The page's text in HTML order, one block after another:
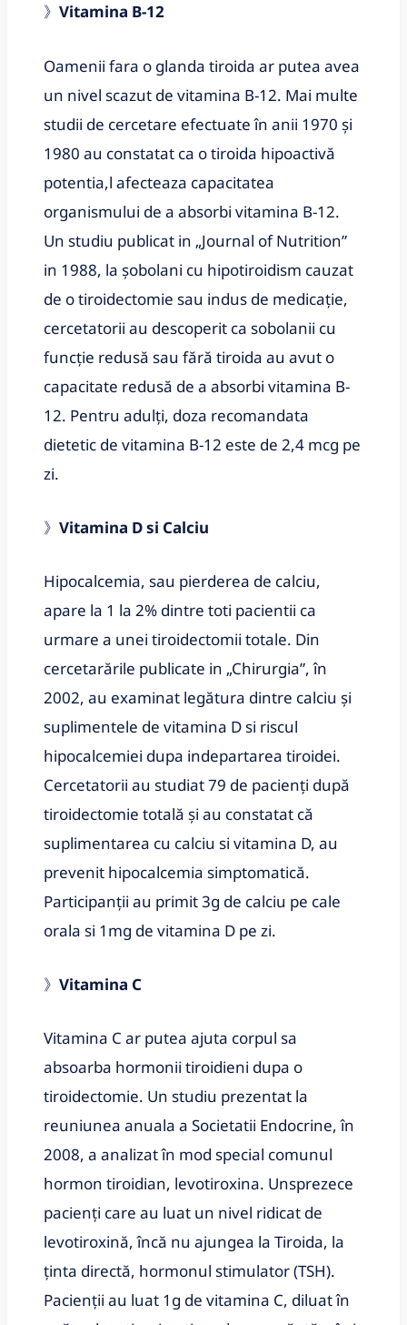
》 Vitamina B-12
Oamenii fara o glanda tiroida ar putea avea
un nivel scazut de vitamina B-12. Mai multe
studii de cercetare efectuate în anii 1970 și
1980 au constatat ca o tiroida hipoactivă
potentia,l afecteaza capacitatea
organismului de a absorbi vitamina B-12.
Un studiu publicat in „Journal of Nutrition”
in 1988, la șobolani cu hipotiroidism cauzat
de o tiroidectomie sau indus de medicație,
cercetatorii au descoperit ca sobolanii cu
funcție redusă sau fără tiroida au avut o
capacitate redusă de a absorbi vitamina B-
12. Pentru adulți, doza recomandata
dietetic de vitamina B-12 este de 2,4 mcg pe
zi.
》 Vitamina D si Calciu
Hipocalcemia, sau pierderea de calciu,
apare la 1 la 2% dintre toti pacientii ca
urmare a unei tiroidectomii totale. Din
cercetarările publicate in „Chirurgia”, în
2002, au examinat legătura dintre calciu și
suplimentele de vitamina D si riscul
hipocalcemiei dupa indepartarea tiroidei.
Cercetatorii au studiat 79 de pacienți după
tiroidectomie totală și au constatat că
suplimentarea cu calciu si vitamina D, au
prevenit hipocalcemia simptomatică.
Participanții au primit 3g de calciu pe cale
orala si 1mg de vitamina D pe zi.
》 Vitamina C
Vitamina C ar putea ajuta corpul sa
absoarba hormonii tiroidieni dupa o
tiroidectomie. Un studiu prezentat la
reuniunea anuala a Societatii Endocrine, în
2008, a analizat în mod special comunul
hormon tiroidian, levotiroxina. Unsprezece
pacienți care au luat un nivel ridicat de
levotiroxină, încă nu ajungea la Tiroida, la
ținta directă, hormonul stimulator (TSH).
Pacienții au luat 1g de vitamina C, diluat în